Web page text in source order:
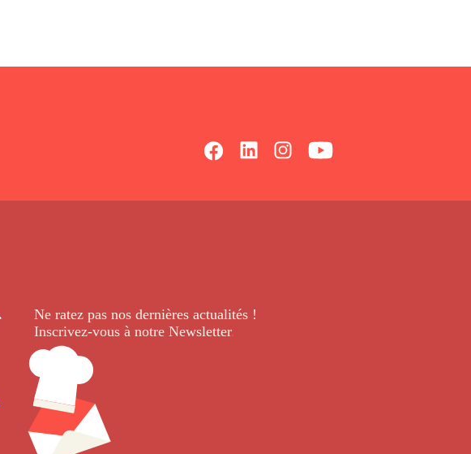
Ne ratez pas nos dernièresactualités !
Inscrivez-vous à notre Newsletter.